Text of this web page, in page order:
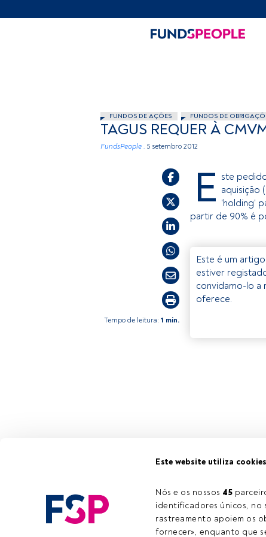
Este website utiliza cookies
Nós e os nossos 45
identificadores únicos, no
rastreamento apoiem os
fornecer», enquanto que
FUNDOS DE AÇÕES FUNDOS DE
TAGUS REQUER À
FundsPeople . 5 setembro 2012
Tempo de leitura: 1 min.
E ste
aquisição
'holding'
partir de 90% é
Este é um
estiver
convidamo-lo a
oferece.